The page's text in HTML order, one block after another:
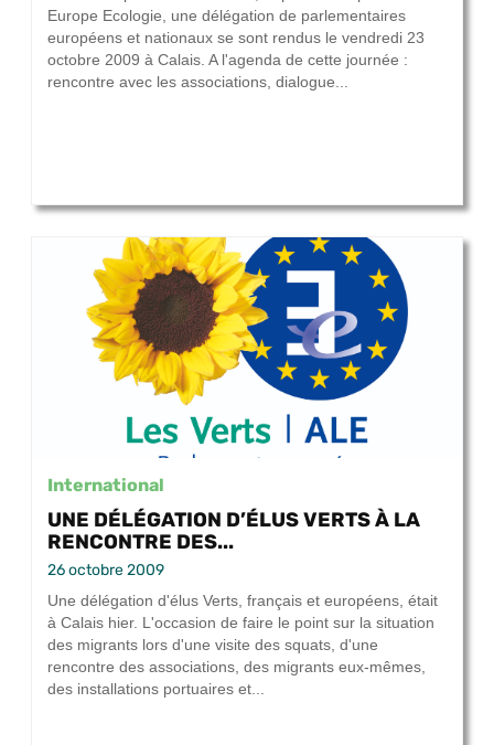
Europe Ecologie, une délégation de parlementaires
européens et nationaux se sont rendus le vendredi 23
octobre 2009 à Calais. A l'agenda de cette journée :
rencontre avec les associations, dialogue...
International
UNE DÉLÉGATION D’ÉLUS VERTS À LA
RENCONTRE DES...
26 octobre 2009
Une délégation d'élus Verts, français et européens, était
à Calais hier. L'occasion de faire le point sur la situation
des migrants lors d'une visite des squats, d'une
rencontre des associations, des migrants eux-mêmes,
des installations portuaires et...